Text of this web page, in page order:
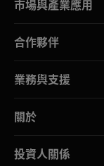
市場與產業應用
合作夥伴
業務與支援
關於
投資人關係